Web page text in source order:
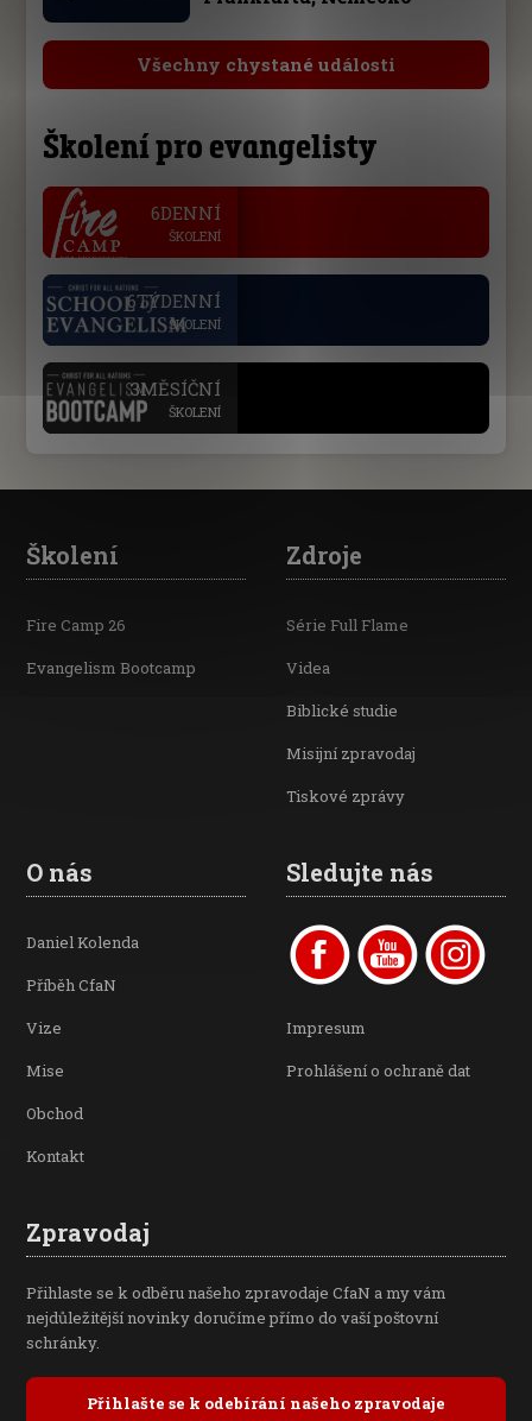
Všechny chystané události
Školení pro evangelisty
. 6DENNÍ
ŠKOLENÍ
. 6TÝDENNÍ
ŠKOLENÍ
. 3MĚSÍČNÍ
ŠKOLENÍ
Školení
Fire Camp 26
Evangelism Bootcamp
Zdroje
Série Full Flame
Videa
Biblické studie
Misijní zpravodaj
Tiskové zprávy
O nás
Daniel Kolenda
Příběh CfaN
Vize
Mise
Obchod
Kontakt
Sledujte nás
Impresum
Prohlášení o ochraně dat
Zpravodaj
Přihlaste se k odběru našeho zpravodaje CfaN a my vám
nejdůležitější novinky doručíme přímo do vaší poštovní
schránky.
Přihlašte se k odebírání našeho zpravodaje